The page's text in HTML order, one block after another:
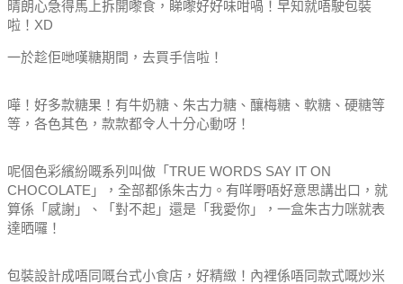
晴朗心急得馬上拆開嚟食，睇嚟好好味咁喎！早知就唔駛包裝
啦！XD
一於趁佢哋嘆糖期間，去買手信啦！
嘩！好多款糖果！有牛奶糖、朱古力糖、釀梅糖、軟糖、硬糖等
等，各色其色，款款都令人十分心動呀！
呢個色彩繽紛嘅系列叫做「TRUE WORDS SAY IT ON
CHOCOLATE」，全部都係朱古力。有咩嘢唔好意思講出口，就
算係「感謝」、「對不起」還是「我愛你」，一盒朱古力咪就表
達晒囉！
包裝設計成唔同嘅台式小食店，好精緻！內裡係唔同款式嘅炒米